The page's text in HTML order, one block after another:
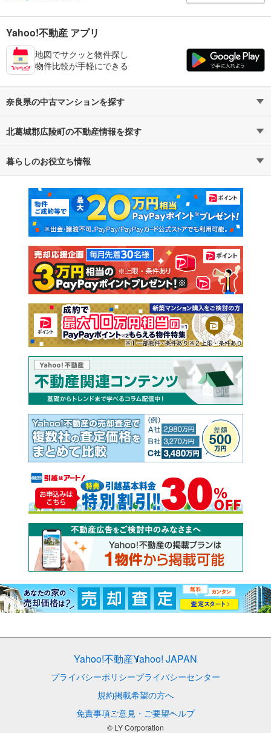
Yahoo!不動産 アプリ
地図でサクッと物件探し
物件比較が手軽にできる
奈良県の中古マンションを探す
路線・駅から探す
通勤・通学時間から探す
北葛城郡広陵町の不動産情報を探す
不動産・住宅
新築マンション 中古マンション
新築一戸建て 中古一戸建て
注文住宅 土地
売却査定
暮らしのお役立ち情報
マンションカタログ 教えて！住まいの先生
Yahoo!不動産Yahoo! JAPAN
プライバシーポリシープライバシーセンター
規約掲載希望の方へ
免責事項ご意見・ご要望ヘルプ
© LY Corporation